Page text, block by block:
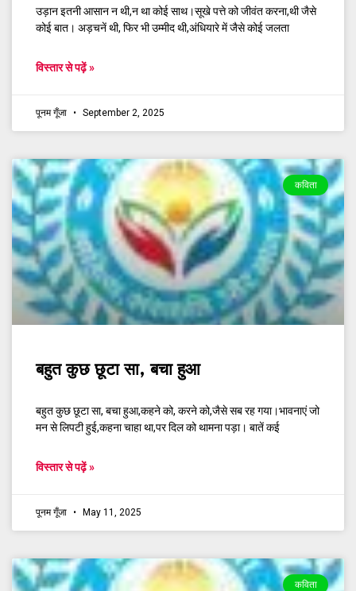
उड़ान इतनी आसान न थी,न था कोई साथ।सूखे पत्ते को जीवंत करना,थी जैसे
कोई बात। अड़चनें थी, फिर भी उम्मीद थी,अंधियारे में जैसे कोई जलता
विस्तार से पढ़ें »
पूनम गूँजा September 2, 2025
कविता
बहुत कुछ छूटा सा, बचा हुआ
बहुत कुछ छूटा सा, बचा हुआ,कहने को, करने को,जैसे सब रह गया।भावनाएं जो
मन से लिपटी हुई,कहना चाहा था,पर दिल को थामना पड़ा। बातें कई
विस्तार से पढ़ें »
पूनम गूँजा May 11, 2025
कविता